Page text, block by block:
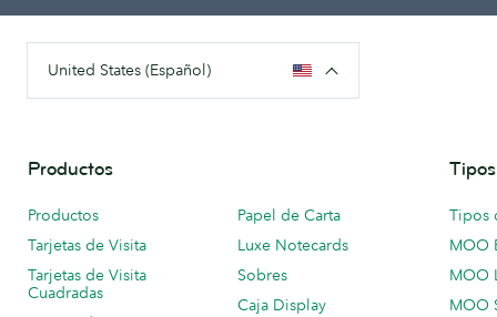
United States (Español)
Productos
Productos
Tarjetas de Visita
Tarjetas de Visita
Cuadradas
Papel de Carta
Luxe Notecards
Sobres
Caja Display
Tipos
MOO
MOO
MOO